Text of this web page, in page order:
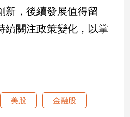
新，後續發展值得留
續關注政策變化，以掌
美股 金融股